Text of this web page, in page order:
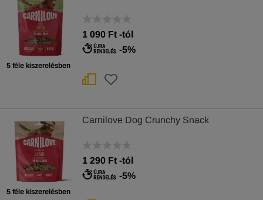
5 féle kiszerelésben
1 090 Ft -tól
-5%
5 féle kiszerelésben
Carnilove Dog Crunchy Snack
1 290 Ft -tól
-5%